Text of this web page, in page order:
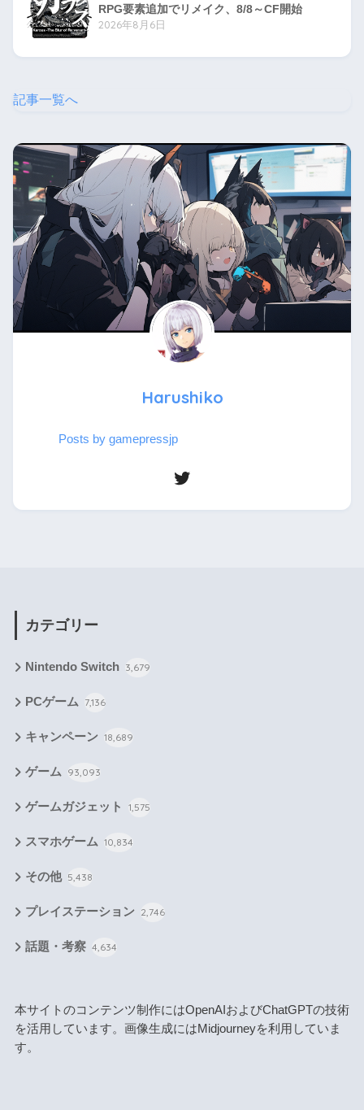
RPG要素追加でリメイク、8/8～CF開始
2026年8月6日
記事一覧へ
Harushiko
Posts by gamepressjp
カテゴリー
Nintendo Switch 3,679
PCゲーム 7,136
キャンペーン 18,689
ゲーム 93,093
ゲームガジェット 1,575
スマホゲーム 10,834
その他 5,438
プレイステーション 2,746
話題・考察 4,634
本サイトのコンテンツ制作にはOpenAIおよびChatGPTの技術
を活用しています。画像生成にはMidjourneyを利用していま
す。